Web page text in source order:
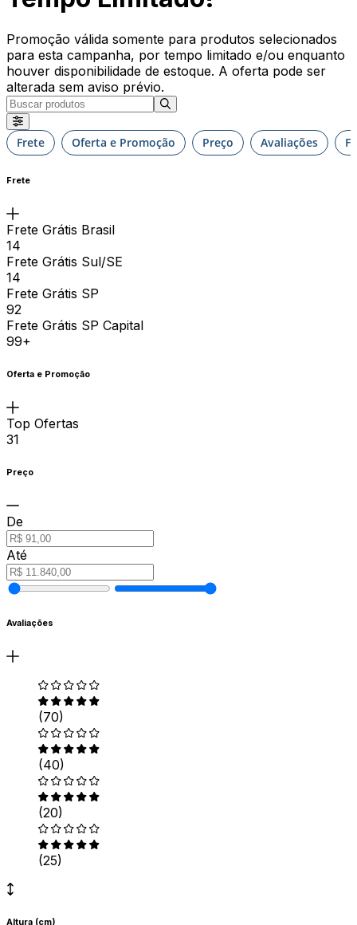
Promoção válida somente para produtos selecionados
para esta campanha, por tempo limitado e/ou enquanto
houver disponibilidade de estoque. A oferta pode ser
alterada sem aviso prévio.
Frete Oferta e Promoção Preço Avaliações
Frete
Frete Grátis Brasil
14
Frete Grátis Sul/SE
14
Frete Grátis SP
92
Frete Grátis SP Capital
99+
Oferta e Promoção
Top Ofertas
31
Preço
De
Até
Avaliações
(70)
(40)
(20)
(25)
Altura (cm)